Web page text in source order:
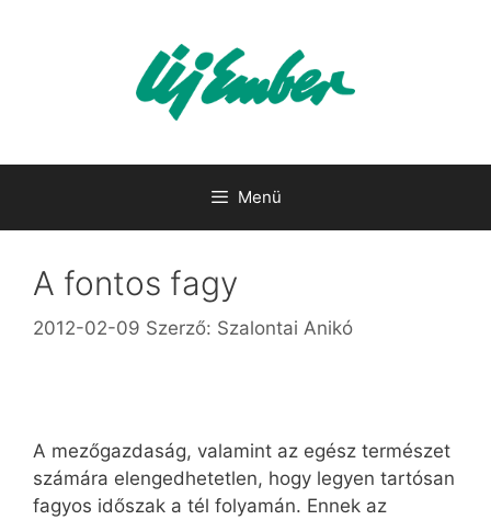
Menü
A fontos fagy
2012-02-09 Szerző: Szalontai Anikó
A mezőgazdaság, valamint az egész természet
számára elengedhetetlen, hogy legyen tartósan
fagyos időszak a tél folyamán. Ennek az